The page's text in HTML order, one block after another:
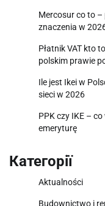
Mercosur co to –
znaczenia w
Płatnik VAT kto
polskim prawie
Ile jest Ikei w
sieci w 2026
PPK czy IKE –
emeryturę
Категорії
Aktualności
Budownictwo i